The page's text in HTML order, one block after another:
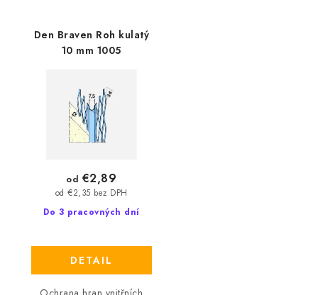
Den Braven Roh kulatý
10 mm 1005
Do 3 pracovných dní
od €2,35 bez DPH
od €2,89
DETAIL